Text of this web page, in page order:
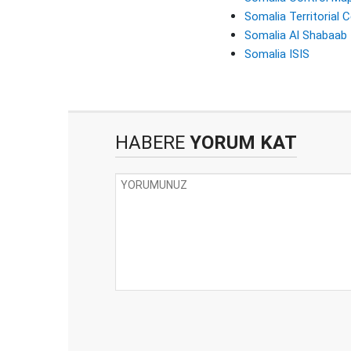
Somalia Territorial
Somalia Al Shabaab
Somalia ISIS
HABERE YORUM KAT